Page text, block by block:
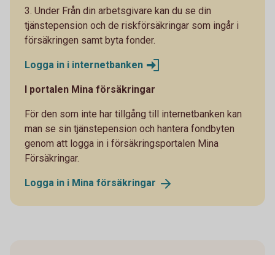
3. Under Från din arbetsgivare kan du se din
tjänstepension och de riskförsäkringar som ingår i
försäkringen samt byta fonder.
Logga in i internetbanken
I portalen Mina försäkringar
För den som inte har tillgång till internetbanken kan
man se sin tjänstepension och hantera fondbyten
genom att logga in i försäkringsportalen Mina
Försäkringar.
Logga in i Mina försäkringar